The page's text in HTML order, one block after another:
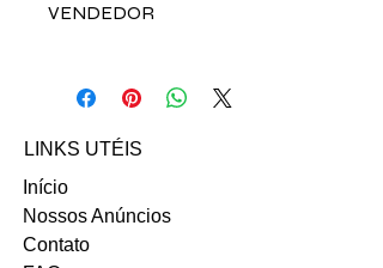
VENDEDOR
fale direto com a vendedora
Mariane nos contatos abaixos:
Email: mariane.lealeassociados@gm
ail.com
INSTAGRAM
LINKS UTÉIS
Início
Nossos Anúncios
Contato